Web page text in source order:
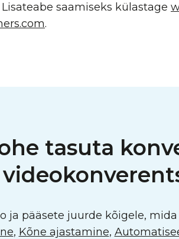
saamiseks külastage
.
tasuta
ja pääsete juurde kõigele,
, Kõne ajastamine,